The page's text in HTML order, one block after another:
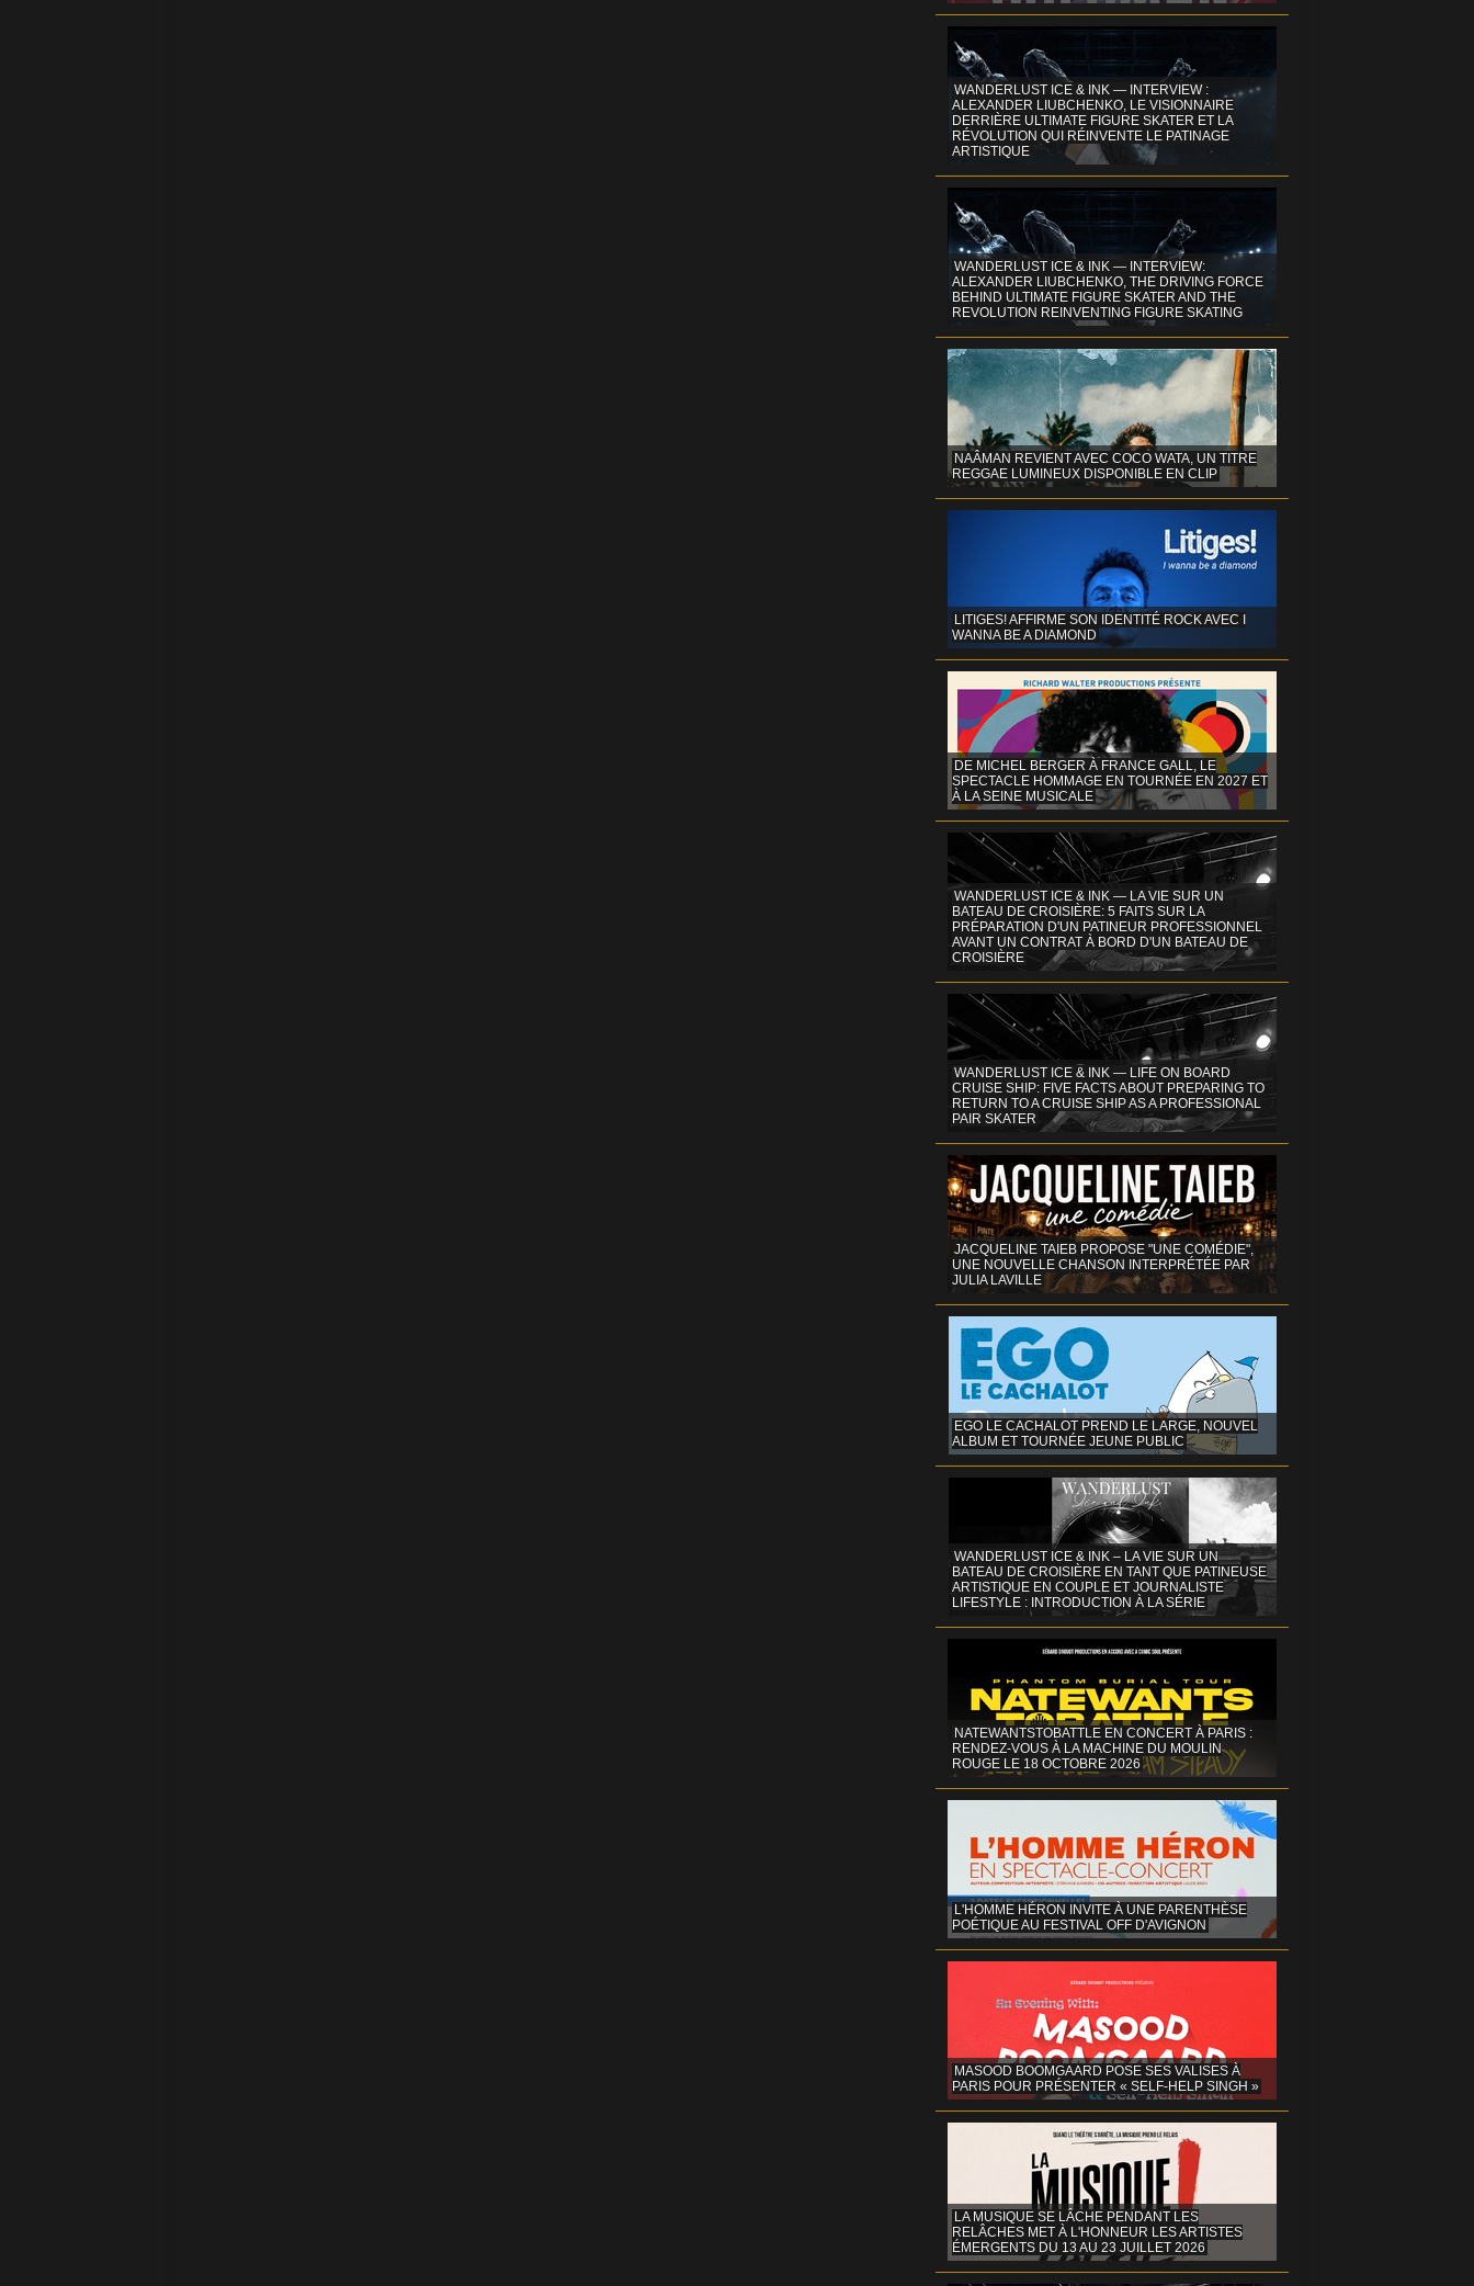
WANDERLUST ICE & INK — INTERVIEW :
ALEXANDER LIUBCHENKO, LE VISIONNAIRE
DERRIÈRE ULTIMATE FIGURE SKATER ET LA
RÉVOLUTION QUI RÉINVENTE LE PATINAGE
ARTISTIQUE
WANDERLUST ICE & INK — INTERVIEW:
ALEXANDER LIUBCHENKO, THE DRIVING FORCE
BEHIND ULTIMATE FIGURE SKATER AND THE
REVOLUTION REINVENTING FIGURE SKATING
NAÂMAN REVIENT AVEC COCO WATA, UN TITRE
REGGAE LUMINEUX DISPONIBLE EN CLIP
LITIGES! AFFIRME SON IDENTITÉ ROCK AVEC I
WANNA BE A DIAMOND
DE MICHEL BERGER À FRANCE GALL, LE
SPECTACLE HOMMAGE EN TOURNÉE EN 2027 ET
À LA SEINE MUSICALE
WANDERLUST ICE & INK — LA VIE SUR UN
BATEAU DE CROISIÈRE: 5 FAITS SUR LA
PRÉPARATION D'UN PATINEUR PROFESSIONNEL
AVANT UN CONTRAT À BORD D'UN BATEAU DE
CROISIÈRE
WANDERLUST ICE & INK — LIFE ON BOARD
CRUISE SHIP: FIVE FACTS ABOUT PREPARING TO
RETURN TO A CRUISE SHIP AS A PROFESSIONAL
PAIR SKATER
JACQUELINE TAIEB PROPOSE "UNE COMÉDIE",
UNE NOUVELLE CHANSON INTERPRÉTÉE PAR
JULIA LAVILLE
EGO LE CACHALOT PREND LE LARGE, NOUVEL
ALBUM ET TOURNÉE JEUNE PUBLIC
WANDERLUST ICE & INK – LA VIE SUR UN
BATEAU DE CROISIÈRE EN TANT QUE PATINEUSE
ARTISTIQUE EN COUPLE ET JOURNALISTE
LIFESTYLE : INTRODUCTION À LA SÉRIE
NATEWANTSTOBATTLE EN CONCERT À PARIS :
RENDEZ-VOUS À LA MACHINE DU MOULIN
ROUGE LE 18 OCTOBRE 2026
L'HOMME HÉRON INVITE À UNE PARENTHÈSE
POÉTIQUE AU FESTIVAL OFF D'AVIGNON
MASOOD BOOMGAARD POSE SES VALISES À
PARIS POUR PRÉSENTER « SELF-HELP SINGH »
LA MUSIQUE SE LÂCHE PENDANT LES
RELÂCHES MET À L'HONNEUR LES ARTISTES
ÉMERGENTS DU 13 AU 23 JUILLET 2026